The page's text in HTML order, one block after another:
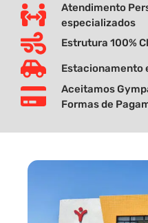
Atendimento
especializados
Estrutura 100%
Estacionamento
Aceitamos
Formas de